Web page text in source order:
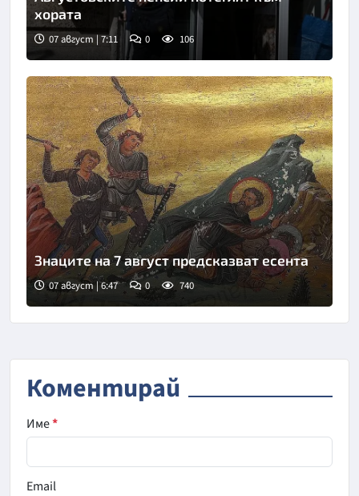
Снимка: БТА
хората
07 август | 7:11 0 106
Знаците на 7 август предсказват есента
07 август | 6:47 0 740
Коментирай
Име*
Email